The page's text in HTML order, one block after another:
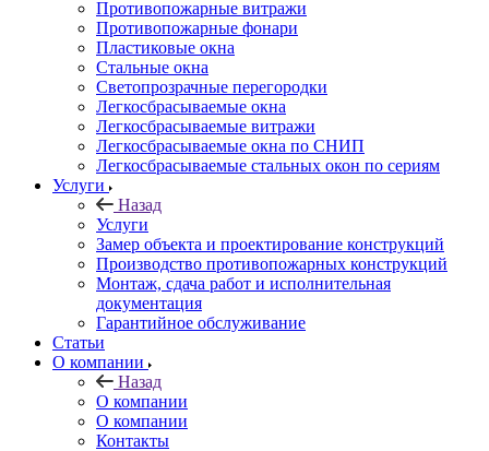
Противопожарные витражи
Противопожарные фонари
Пластиковые окна
Стальные окна
Светопрозрачные перегородки
Легкосбрасываемые окна
Легкосбрасываемые витражи
Легкосбрасываемые окна по СНИП
Легкосбрасываемые стальных окон по сериям
Услуги
Назад
Услуги
Замер объекта и проектирование конструкций
Производство противопожарных конструкций
Монтаж, сдача работ и исполнительная
документация
Гарантийное обслуживание
Статьи
О компании
Назад
О компании
О компании
Контакты